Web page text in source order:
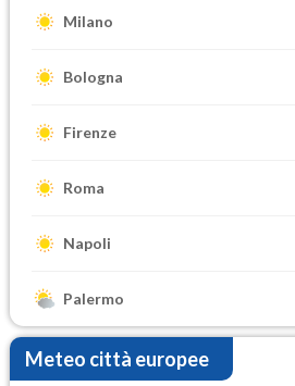
Milano
Bologna
Firenze
Roma
Napoli
Palermo
Meteo città europee